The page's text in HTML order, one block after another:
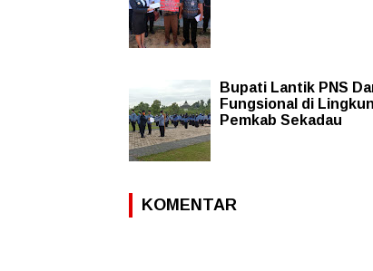
Bupati Lantik PNS
Fungsional di
Pemkab Sekadau
KOMENTAR